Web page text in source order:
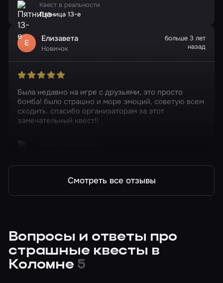
Квест в реальности
Пятница 13-е
Е Елизавета
Новичок
больше 3 лет
назад
Была недавно на игре с друзьями, это просто
бомба! было страшно и море эмоций, советую всем
сходить. спасибо организаторам за этот
замечательный квест!!
Смотреть все отзывы
Вопросы и ответы про
страшные квесты в
Коломне 5